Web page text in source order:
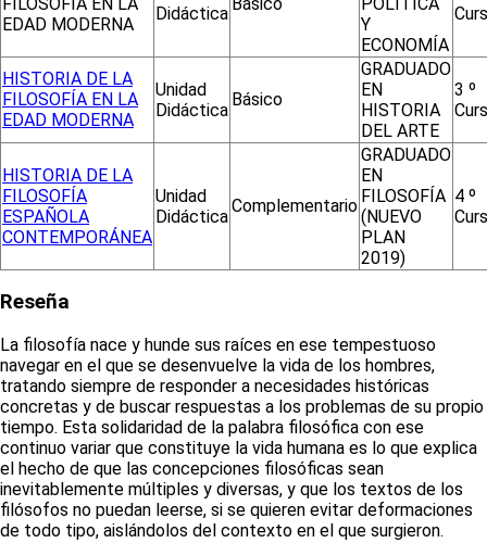
EDAD MODERNA
Didáctica
Y
ECONOMÍA
HISTORIA DE LA
FILOSOFÍA EN LA
EDAD MODERNA
Unidad
Didáctica
Básico
GRADUADO
EN
HISTORIA
DEL ARTE
3 º
HISTORIA DE LA
FILOSOFÍA
ESPAÑOLA
CONTEMPORÁNEA
Unidad
Didáctica
Complementario
GRADUADO
EN
FILOSOFÍA
(NUEVO
PLAN
2019)
4 º
Reseña
La filosofía nace y hunde sus raíces en ese tempestuoso
navegar en el que se desenvuelve la vida de los hombres,
tratando siempre de responder a necesidades históricas
concretas y de buscar respuestas a los problemas de su propio
tiempo. Esta solidaridad de la palabra filosófica con ese
continuo variar que constituye la vida humana es lo que explica
el hecho de que las concepciones filosóficas sean
inevitablemente múltiples y diversas, y que los textos de los
filósofos no puedan leerse, si se quieren evitar deformaciones
de todo tipo, aislándolos del contexto en el que surgieron.